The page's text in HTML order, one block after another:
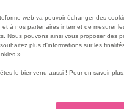
sous lequel on peut
2 bacs 1 case.
Séparations intérieures
En mélaminé, ép. 18
Voir le descriptif complet
STRUCTURE
web va pouvoir échanger des
à nos partenaires internet de mesurer
Nous pouvons ainsi vous proposer des
plus d'informations sur les
».
le bienvenu aussi ! Pour en savoir